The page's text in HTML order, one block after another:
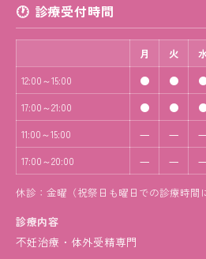
診療受付時間
月 火
12:00～15:00 ● ●
17:00～21:00 ● ●
11:00～15:00 ― ―
17:00～20:00 ― ―
休診：金曜（祝祭日も曜日での診療時間
診療内容
不妊治療・体外受精専門